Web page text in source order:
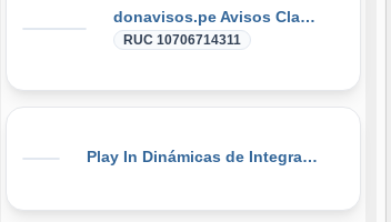
donavisos.pe Avisos Clasificados
RUC 10706714311
Play In Dinámicas de Integración, Gymkanas, Eventos Corporativos